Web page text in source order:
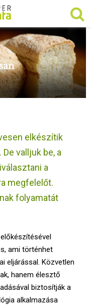
elkészítik
valljuk be, a
a
megfelelőt.
folyamatát
ami történhet
eljárással. Közvetlen
hanem élesztő
biztosítják a
alkalmazása